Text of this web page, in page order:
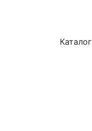
Каталог